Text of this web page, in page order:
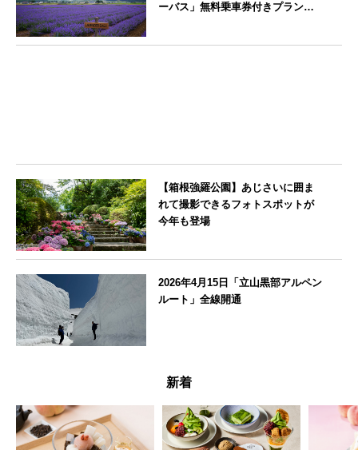
ーバス」無料乗車券付きプランを
【箱根強羅公園】あじさいに囲ま
れて撮影できるフォトスポットが
今年も登場
2026年4月15日「立山黒部アルペン
ルート」全線開通
新着